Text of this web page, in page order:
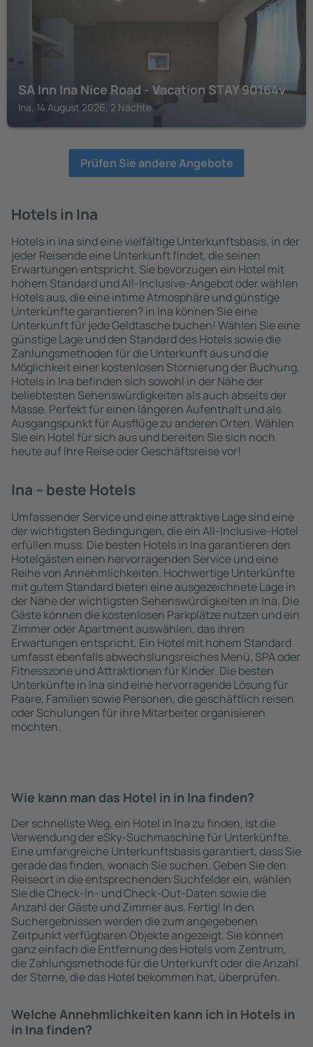
SA Inn Ina Nice Road - Vacation STAY 90164v
Ina, 14 August 2026, 2 Nächte
Prüfen Sie andere Angebote
Hotels in Ina
Hotels in Ina sind eine vielfältige Unterkunftsbasis, in der
jeder Reisende eine Unterkunft findet, die seinen
Erwartungen entspricht. Sie bevorzugen ein Hotel mit
hohem Standard und All-Inclusive-Angebot oder wählen
Hotels aus, die eine intime Atmosphäre und günstige
Unterkünfte garantieren? in Ina können Sie eine
Unterkunft für jede Geldtasche buchen! Wählen Sie eine
günstige Lage und den Standard des Hotels sowie die
Zahlungsmethoden für die Unterkunft aus und die
Möglichkeit einer kostenlosen Stornierung der Buchung.
Hotels in Ina befinden sich sowohl in der Nähe der
beliebtesten Sehenswürdigkeiten als auch abseits der
Masse. Perfekt für einen längeren Aufenthalt und als
Ausgangspunkt für Ausflüge zu anderen Orten. Wählen
Sie ein Hotel für sich aus und bereiten Sie sich noch
heute auf Ihre Reise oder Geschäftsreise vor!
Ina – beste Hotels
Umfassender Service und eine attraktive Lage sind eine
der wichtigsten Bedingungen, die ein All-Inclusive-Hotel
erfüllen muss. Die besten Hotels in Ina garantieren den
Hotelgästen einen hervorragenden Service und eine
Reihe von Annehmlichkeiten. Hochwertige Unterkünfte
mit gutem Standard bieten eine ausgezeichnete Lage in
der Nähe der wichtigsten Sehenswürdigkeiten in Ina. Die
Gäste können die kostenlosen Parkplätze nutzen und ein
Zimmer oder Apartment auswählen, das ihren
Erwartungen entspricht. Ein Hotel mit hohem Standard
umfasst ebenfalls abwechslungsreiches Menü, SPA oder
Fitnesszone und Attraktionen für Kinder. Die besten
Unterkünfte in Ina sind eine hervorragende Lösung für
Paare, Familien sowie Personen, die geschäftlich reisen
oder Schulungen für ihre Mitarbeiter organisieren
möchten.
Wie kann man das Hotel in in Ina finden?
Der schnellste Weg, ein Hotel in Ina zu finden, ist die
Verwendung der eSky-Suchmaschine für Unterkünfte.
Eine umfangreiche Unterkunftsbasis garantiert, dass Sie
gerade das finden, wonach Sie suchen. Geben Sie den
Reiseort in die entsprechenden Suchfelder ein, wählen
Sie die Check-In- und Check-Out-Daten sowie die
Anzahl der Gäste und Zimmer aus. Fertig! In den
Suchergebnissen werden die zum angegebenen
Zeitpunkt verfügbaren Objekte angezeigt. Sie können
ganz einfach die Entfernung des Hotels vom Zentrum,
die Zahlungsmethode für die Unterkunft oder die Anzahl
der Sterne, die das Hotel bekommen hat, überprüfen.
Welche Annehmlichkeiten kann ich in Hotels in
in Ina finden?